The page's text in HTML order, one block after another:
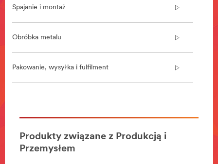
Spajanie i montaż
Obróbka metalu
Pakowanie, wysyłka i fulfilment
Obrobka
metalu
***
Produkty związane z Produkcją i
Przemysłem